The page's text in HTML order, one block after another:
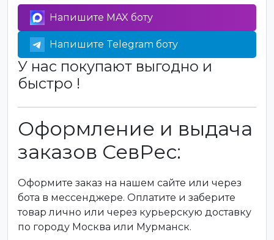
Напишите MAX боту
Напишите Telegram боту
У нас покупают выгодно и
быстро !
Оформление и выдача
заказов СевРес:
Оформите заказ на нашем сайте или через
бота в мессенджере. Оплатите и заберите
товар лично или через курьерскую доставку
по городу Москва или Мурманск.